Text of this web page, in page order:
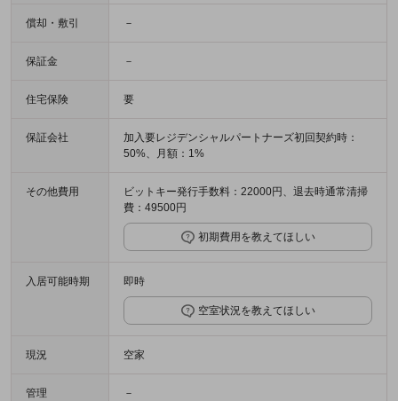
償却・敷引 －
保証金 －
住宅保険 要
保証会社
加入要レジデンシャルパートナーズ初回契約時：
50%、月額：1%
その他費用
ビットキー発行手数料：22000円、退去時通常清掃
費：49500円
初期費用を教えてほしい
入居可能時期 即時
空室状況を教えてほしい
現況 空家
管理 －